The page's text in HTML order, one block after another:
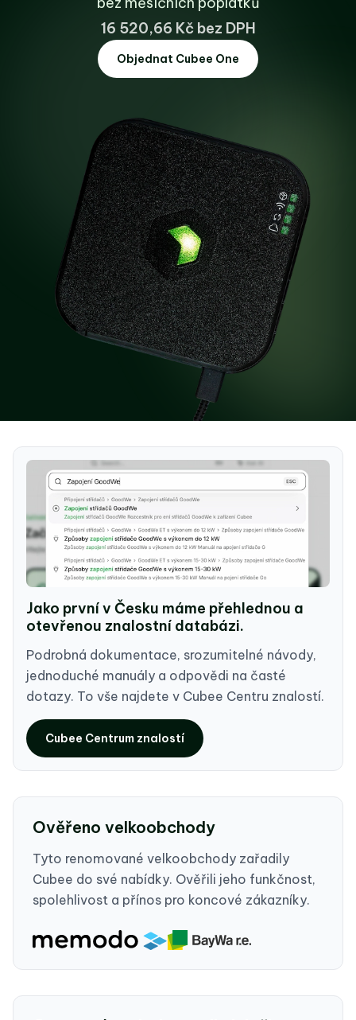
16 520,66 Kč bez DPH
Objednat Cubee One
Jako první v Česku máme přehlednou a
otevřenou znalostní databázi.
Podrobná dokumentace, srozumitelné návody,
jednoduché manuály a odpovědi na časté
dotazy. To vše najdete v Cubee Centru znalostí.
Cubee Centrum znalostí
Ověřeno velkoobchody
Tyto renomované velkoobchody zařadily
Cubee do své nabídky. Ověřili jeho funkčnost,
spolehlivost a přínos pro koncové zákazníky.